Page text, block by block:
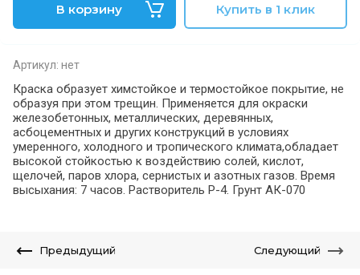
В корзину Купить в 1 клик
Артикул: нет
Краска образует химстойкое и термостойкое покрытие, не
образуя при этом трещин. Применяется для окраски
железобетонных, металлических, деревянных,
асбоцементных и других конструкций в условиях
умеренного, холодного и тропического климата,обладает
высокой стойкостью к воздействию солей, кислот,
щелочей, паров хлора, сернистых и азотных газов. Время
высыхания: 7 часов. Растворитель Р-4. Грунт АК-070
Предыдущий Следующий